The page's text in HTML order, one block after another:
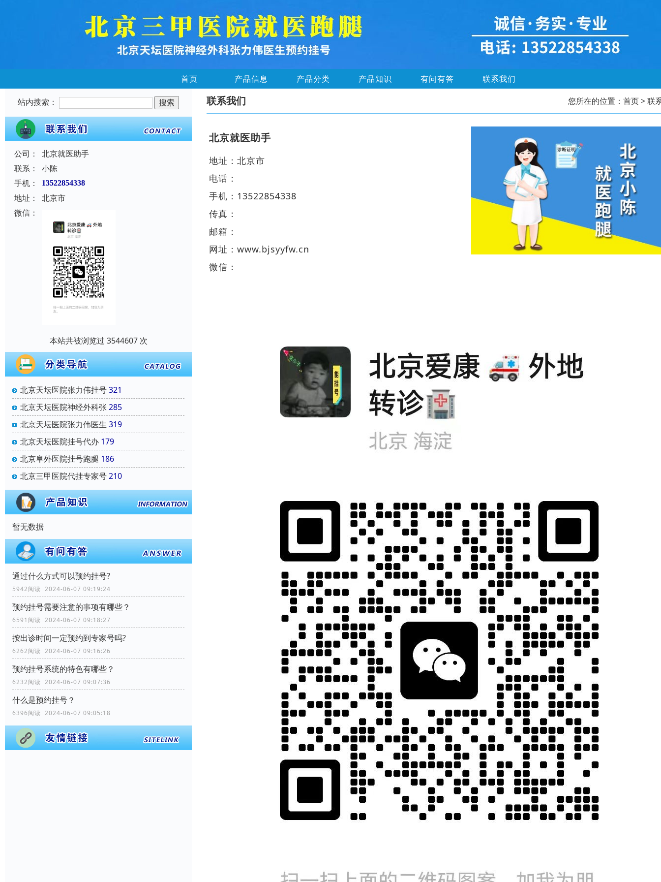
首页 产品信息 产品分类 产品知识 有问有答 联系我们
站内搜索：
公司：
北京就医助手
联系：
小陈
手机：
13522854338
地址：
北京市
微信：
本站共被浏览过 3544607 次
北京天坛医院张力伟挂号321
北京天坛医院神经外科张 285
北京天坛医院张力伟医生 319
北京天坛医院挂号代办 179
北京阜外医院挂号跑腿 186
北京三甲医院代挂专家号210
暂无数据
通过什么方式可以预约挂号?
5942阅读 2024-06-07 09:19:24
预约挂号需要注意的事项有哪些？
6591阅读 2024-06-07 09:18:27
按出诊时间一定预约到专家号吗?
6262阅读 2024-06-07 09:16:26
预约挂号系统的特色有哪些？
6232阅读 2024-06-07 09:07:36
什么是预约挂号？
6396阅读 2024-06-07 09:05:18
联系我们 您所在的位置： 首页> 联
北京就医助手
地址：北京市
电话：
手机：13522854338
传真：
邮箱：
网址： www.bjsyyfw.cn
微信：